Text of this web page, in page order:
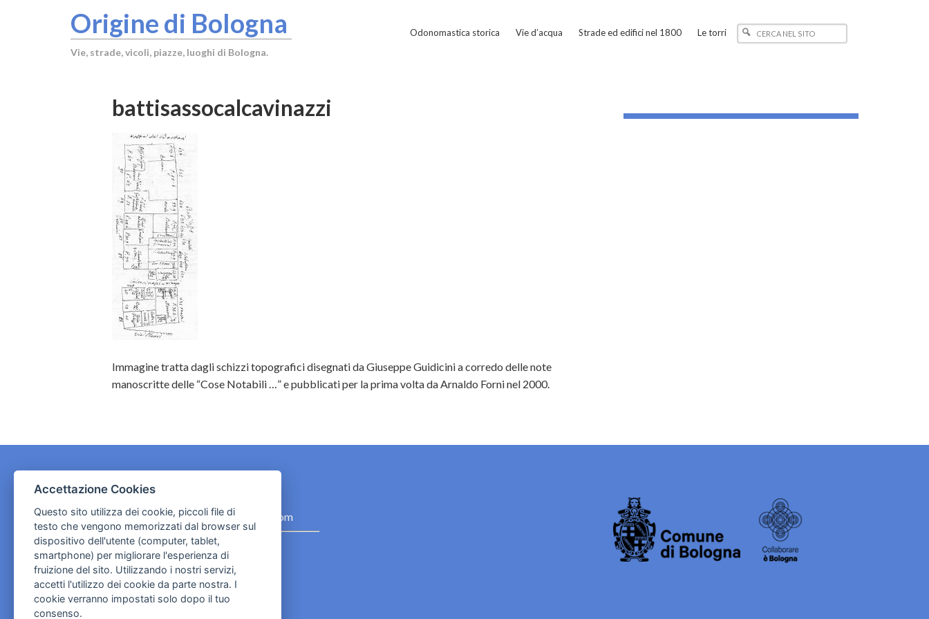
Origine di Bologna
Vie, strade, vicoli, piazze, luoghi di Bologna.
Odonomastica storica Vie d’acqua Strade ed edifici nel 1800 Le torri
battisassocalcavinazzi
Immagine tratta dagli schizzi topografici disegnati da Giuseppe Guidicini a corredo delle note
manoscritte delle “Cose Notabili …” e pubblicati per la prima volta da Arnaldo Forni nel 2000.
CONTATTI
contact.originebologna@gmail.com
Cookies e informativa privacy
Accettazione Cookies
Questo sito utilizza dei cookie, piccoli file di
testo che vengono memorizzati dal browser sul
dispositivo dell'utente (computer, tablet,
smartphone) per migliorare l'esperienza di
fruizione del sito. Utilizzando i nostri servizi,
accetti l'utilizzo dei cookie da parte nostra. I
cookie verranno impostati solo dopo il tuo
consenso.